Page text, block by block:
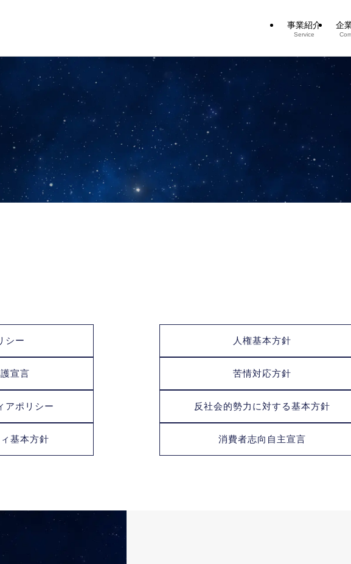
事業紹介
Service
企
シー 人権基本方針
宣言 苦情対応方針
アポリシー 反社会的勢力に対する基本方針
基本方針 消費者志向自主宣言